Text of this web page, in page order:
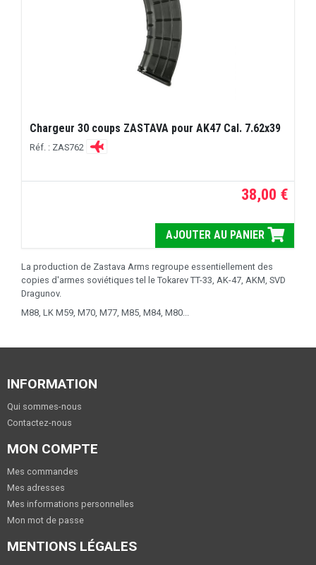
Chargeur 30 coups ZASTAVA pour AK47 Cal. 7.62x39
Réf. : ZAS762
38,00 €
AJOUTER AU PANIER
La production de Zastava Arms regroupe essentiellement des
copies d'armes soviétiques tel le Tokarev TT-33, AK-47, AKM, SVD
Dragunov.
M88, LK M59, M70, M77, M85, M84, M80...
INFORMATION
Qui sommes-nous
Contactez-nous
MON COMPTE
Mes commandes
Mes adresses
Mes informations personnelles
Mon mot de passe
MENTIONS LÉGALES